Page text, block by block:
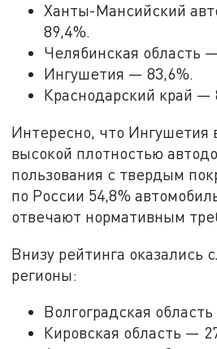
Ханты-Мансийский
89,4%.
Челябинская область
Ингушетия — 83,6%.
Краснодарский край —
Интересно, что Ингушетия
высокой плотностью
пользования с твердым
по России 54,8%
отвечают нормативным
Внизу рейтинга оказались
регионы:
Волгоградская
Кировская область —